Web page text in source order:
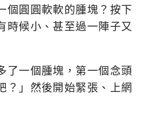
個圓圓軟軟的腫塊？按下
時候小、甚至過一陣子又
了一個腫塊，第一個念頭
？」然後開始緊張、上網